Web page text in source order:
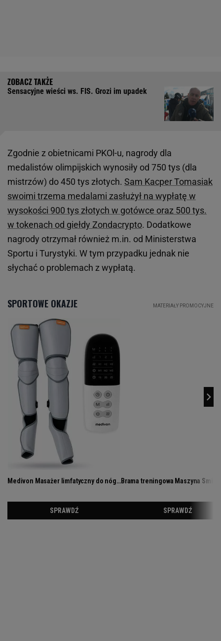
Sensacyjne wieści ws. FIS. Grozi im upadek
Zgodnie z obietnicami PKOl-u, nagrody dla
medalistów olimpijskich wynosiły od 750 tys (dla
mistrzów) do 450 tys złotych. Sam Kacper Tomasiak
swoimi trzema medalami zasłużył na wypłatę w
wysokości 900 tys złotych w gotówce oraz 500 tys.
w tokenach od giełdy Zondacrypto. Dodatkowe
nagrody otrzymał również m.in. od Ministerstwa
Sportu i Turystyki. W tym przypadku jednak nie
słychać o problemach z wypłatą.